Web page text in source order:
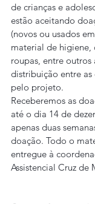
de crianças e
estão aceitando
(novos ou usados
material de higiene,
roupas, entre outros
distribuição entre as
pelo projeto.
Receberemos as
até o dia 14 de
apenas duas
doação. Todo o
entregue à
Assistencial Cruz de